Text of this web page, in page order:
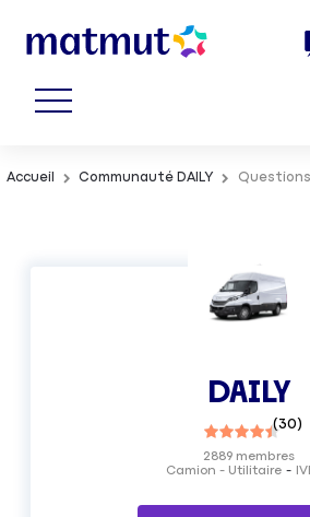
Accueil Communauté DAILY
DAILY
(30)
Camion - Utilitaire
2889 membres